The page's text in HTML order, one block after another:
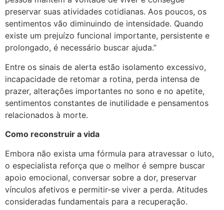
preservar suas atividades cotidianas. Aos poucos, os
sentimentos vão diminuindo de intensidade. Quando
existe um prejuízo funcional importante, persistente e
prolongado, é necessário buscar ajuda.”
Entre os sinais de alerta estão isolamento excessivo,
incapacidade de retomar a rotina, perda intensa de
prazer, alterações importantes no sono e no apetite,
sentimentos constantes de inutilidade e pensamentos
relacionados à morte.
Como reconstruir a vida
Embora não exista uma fórmula para atravessar o luto,
o especialista reforça que o melhor é sempre buscar
apoio emocional, conversar sobre a dor, preservar
vínculos afetivos e permitir-se viver a perda. Atitudes
consideradas fundamentais para a recuperação.